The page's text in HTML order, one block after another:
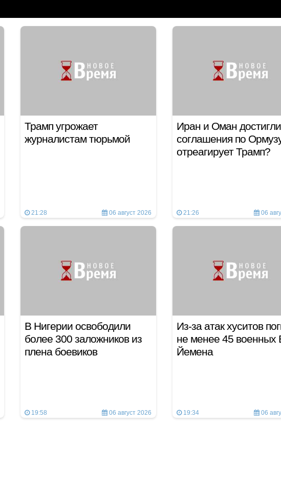
Трамп угрожает
журналистам тюрьмой
21:28 06 август 2026
Иран и Оман достигли
соглашения по
отреагирует Трамп?
21:26 06
В Нигерии освободили
более 300 заложников из
плена боевиков
19:58 06 август 2026
Из-за атак хуситов
не менее 45 военных
Йемена
19:34 06